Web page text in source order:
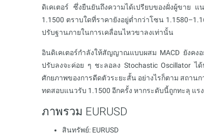
ดิเคเตอร์ ซึ่งยืนยันถึงความได้เปรียบของฝั่งผู้ขาย
1.1500 ตราบใดที่ราคายังอยู่ต่ำกว่าโซน
ปรับฐานภายในการเคลื่อนไหวขาลงเท่านั้น
อินดิเคเตอร์กำลังให้สัญญาณแบบผสม MACD ยังคง
ปรับลงจะค่อย ๆ ชะลอลง Stochastic Oscillator ไ
ศักยภาพของการดีดตัวระยะสั้น อย่างไรก็ตาม สถาน
ทดสอบแนวรับ 1.1500 อีกครั้ง หากระดับนี้ถูกทะลุ แร
ภาพรวม EURUSD
สินทรัพย์: EURUSD